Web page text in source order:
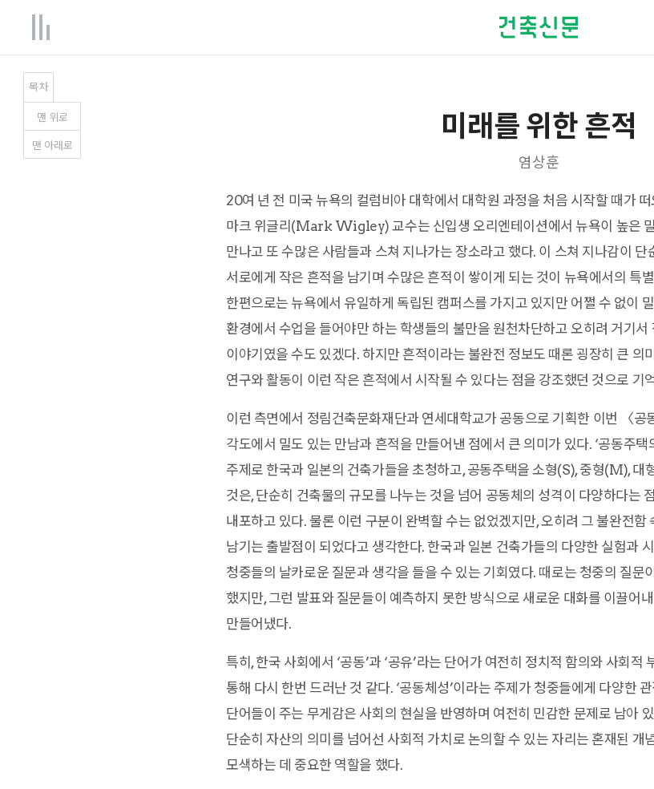
목차
미래를 위한 흔적
염상훈
20여 년 전 미국 뉴욕의 컬럼비아 대학에서 대학원 과정을 처음 시작할 때가
마크 위글리(Mark Wigley) 교수는 신입생 오리엔테이션에서 뉴욕이 높은
만나고 또 수많은 사람들과 스쳐 지나가는 장소라고 했다. 이 스쳐 지나감이
서로에게 작은 흔적을 남기며 수많은 흔적이 쌓이게 되는 것이 뉴욕에서의 특
한편으로는 뉴욕에서 유일하게 독립된 캠퍼스를 가지고 있지만 어쩔 수 없이
환경에서 수업을 들어야만 하는 학생들의 불만을 원천차단하고 오히려 거기
이야기였을 수도 있겠다. 하지만 흔적이라는 불완전 정보도 때론 굉장히 큰 의
연구와 활동이 이런 작은 흔적에서 시작될 수 있다는 점을 강조했던 것으로 기
이런 측면에서 정림건축문화재단과 연세대학교가 공동으로 기획한 이번 〈공
각도에서 밀도 있는 만남과 흔적을 만들어낸 점에서 큰 의미가 있다. ‘공동주
주제로 한국과 일본의 건축가들을 초청하고, 공동주택을 소형(S), 중형(M), 대
것은, 단순히 건축물의 규모를 나누는 것을 넘어 공동체의 성격이 다양하다는
내포하고 있다. 물론 이런 구분이 완벽할 수는 없었겠지만, 오히려 그 불완전함
남기는 출발점이 되었다고 생각한다. 한국과 일본 건축가들의 다양한 실험과
청중들의 날카로운 질문과 생각을 들을 수 있는 기회였다. 때로는 청중의 질문
했지만, 그런 발표와 질문들이 예측하지 못한 방식으로 새로운 대화를 이끌어
만들어냈다.
특히, 한국 사회에서 ‘공동’과 ‘공유’라는 단어가 여전히 정치적 함의와 사회
통해 다시 한번 드러난 것 같다. ‘공동체성’이라는 주제가 청중들에게 다양한
단어들이 주는 무게감은 사회의 현실을 반영하며 여전히 민감한 문제로 남아
단순히 자산의 의미를 넘어선 사회적 가치로 논의할 수 있는 자리는 혼재된 개
모색하는 데 중요한 역할을 했다.
맨 위 로
맨 아래로